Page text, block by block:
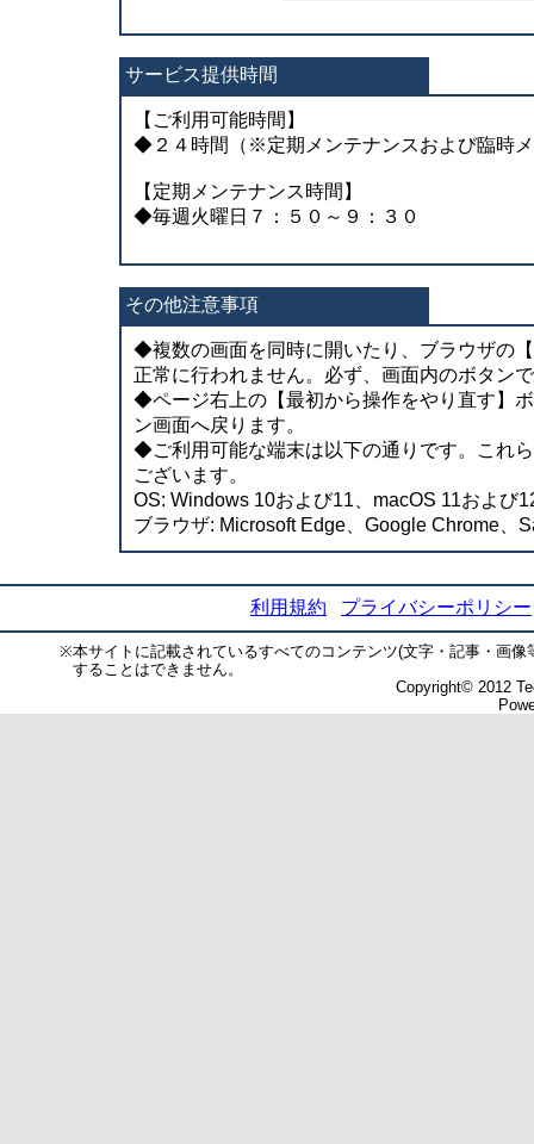
サービス提供時間
【ご利用可能時間】
◆２４時間（※定期メンテナンスおよび臨時
【定期メンテナンス時間】
◆毎週火曜日７：５０～９：３０
その他注意事項
◆複数の画面を同時に開いたり、ブラウザの
正常に行われません。必ず、画面内のボタン
◆ページ右上の【最初から操作をやり直す】
ン画面へ戻ります。
◆ご利用可能な端末は以下の通りです。これ
ございます。
OS: Windows 10および11、macOS 11および
ブラウザ: Microsoft Edge、Google Chrome、
利用規約 プライバシーポリシー
※本サイトに記載されているすべてのコンテンツ(文字・記事・画
することはできません。
Copyright© 2012